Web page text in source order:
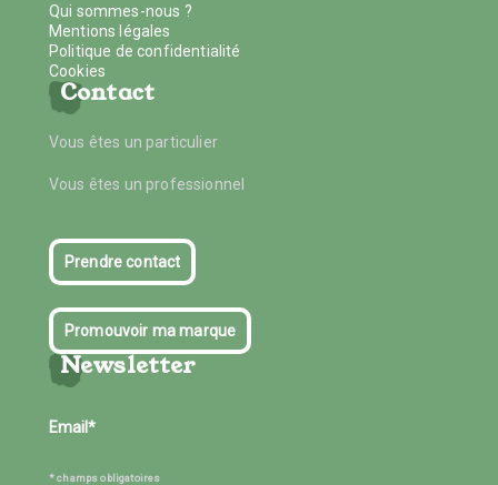
Qui sommes-nous ?
Mentions légales
Politique de confidentialité
Cookies
Contact
Vous êtes un particulier
Vous êtes un professionnel
Prendre contact
Promouvoir ma marque
Newsletter
* champs obligatoires